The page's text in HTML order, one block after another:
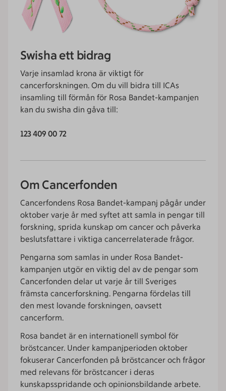
Swisha ett bidrag
Varje insamlad krona är viktigt för
cancerforskningen. Om du vill bidra till ICAs
insamling till förmån för Rosa Bandet-kampanjen
kan du swisha din gåva till:
123 409 00 72
Om Cancerfonden
Cancerfondens Rosa Bandet-kampanj pågår under
oktober varje år med syftet att samla in pengar till
forskning, sprida kunskap om cancer och påverka
beslutsfattare i viktiga cancerrelaterade frågor.​
Pengarna som samlas in under Rosa Bandet-
kampanjen utgör en viktig del av de pengar som
Cancerfonden delar ut varje år till Sveriges
främsta cancerforskning. Pengarna fördelas till
den mest lovande forskningen, oavsett
cancerform.​
Rosa bandet är en internationell symbol för
bröstcancer. Under kampanjperioden oktober
fokuserar Cancerfonden på bröstcancer och frågor
med relevans för bröstcancer i deras
kunskapsspridande och opinionsbildande arbete.